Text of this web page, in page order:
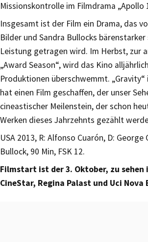
Missionskontrolle im Filmdrama „Apollo
Insgesamt ist der Film ein Drama, das
Bilder und Sandra Bullocks
Leistung getragen wird. Im Herbst, zur
„Award Season“, wird das Kino
Produktionen überschwemmt. „Gravity“
hat einen Film geschaffen, der unser
cineastischer Meilenstein, der schon
Werken dieses Jahrzehnts gezählt
USA 2013, R: Alfonso Cuarón, D: George
Bullock, 90 Min, FSK 12.
Filmstart ist der 3. Oktober, zu sehen
CineStar, Regina Palast und Uci Nova